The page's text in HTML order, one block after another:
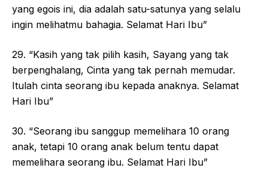
yang egois ini, dia adalah satu-satunya yang selalu
ingin melihatmu bahagia. Selamat Hari Ibu”
29. “Kasih yang tak pilih kasih, Sayang yang tak
berpenghalang, Cinta yang tak pernah memudar.
Itulah cinta seorang ibu kepada anaknya. Selamat
Hari Ibu”
30. “Seorang ibu sanggup memelihara 10 orang
anak, tetapi 10 orang anak belum tentu dapat
memelihara seorang ibu. Selamat Hari Ibu”